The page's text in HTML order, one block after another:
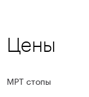
Цены
МРТ стопы